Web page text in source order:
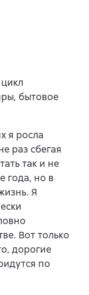
бытовое
я росла
раз сбегая
так и не
года, но в
Я
Вот только
дорогие
по